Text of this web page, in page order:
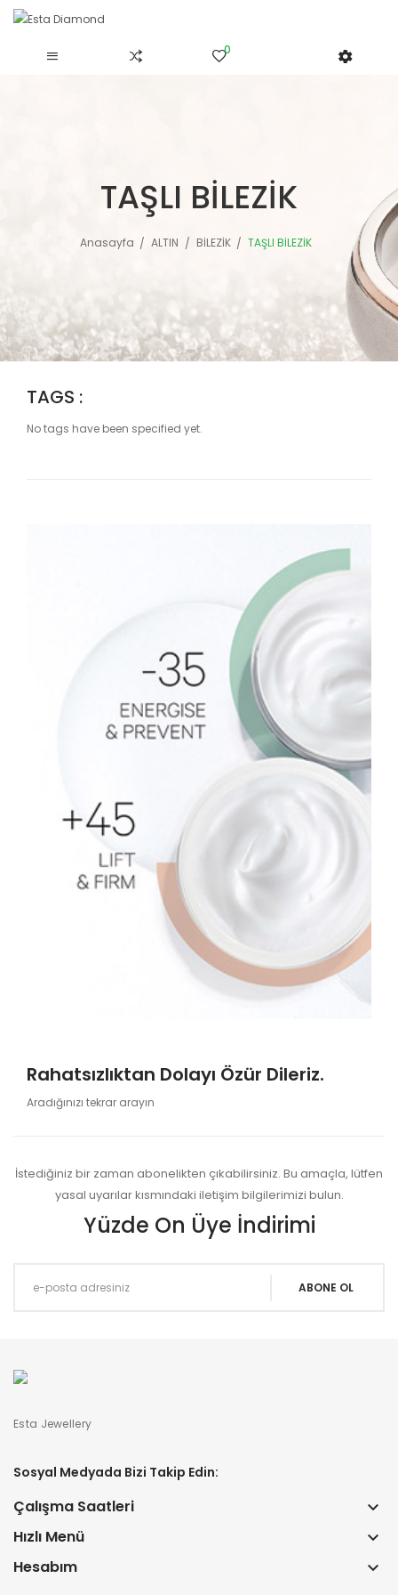
0
TAŞLI BİLEZİK
Anasayfa ALTIN BİLEZİK TAŞLI BİLEZİK
TAGS :
No tags have been specified yet.
Rahatsızlıktan Dolayı Özür Dileriz.
Aradığınızı tekrar arayın
İstediğiniz bir zaman abonelikten çıkabilirsiniz. Bu amaçla, lütfen
yasal uyarılar kısmındaki iletişim bilgilerimizi bulun.
Yüzde On Üye İndirimi
Esta Jewellery
Sosyal Medyada Bizi Takip Edin:
Çalışma Saatleri keyboard_arrow_down
Hızlı Menü keyboard_arrow_down
Hesabım keyboard_arrow_down